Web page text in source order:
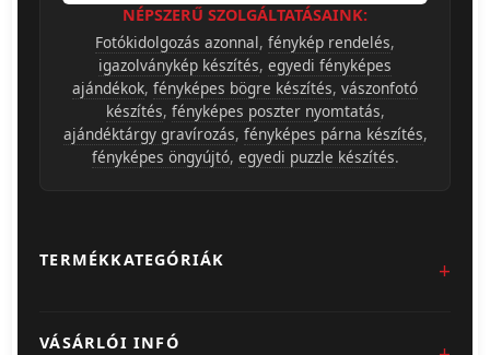
NÉPSZERŰ SZOLGÁLTATÁSAINK:
Fotókidolgozás azonnal, fénykép rendelés,
igazolványkép készítés, egyedi fényképes
ajándékok, fényképes bögre készítés, vászonfotó
készítés, fényképes poszter nyomtatás,
ajándéktárgy gravírozás, fényképes párna készítés,
fényképes öngyújtó, egyedi puzzle készítés.
TERMÉKKATEGÓRIÁK
Fotókidolgozás
VÁSÁRLÓI INFÓ